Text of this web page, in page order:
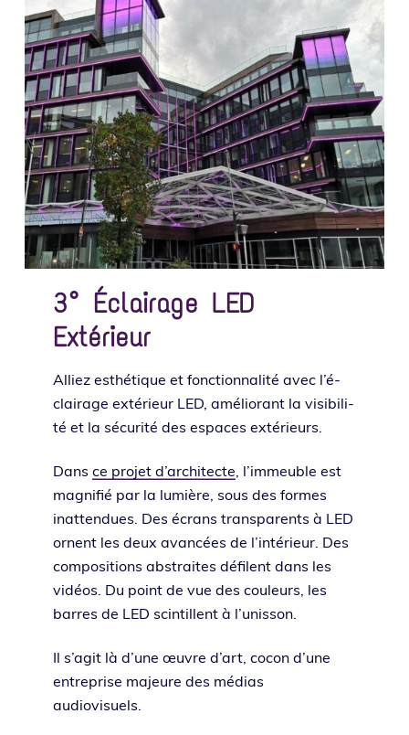
3° Éclairage LED
Extérieur
Alliez esthé­tique et fonc­tion­na­li­té avec l’é­
clai­rage exté­rieur LED, amé­lio­rant la visi­bi­li­
té et la sécu­ri­té des espaces extérieurs.
Dansce pro­jet d’ar­chi­tecte , l’im­meuble est
magni­fié par la lumière, sous des formes
inat­ten­dues. Des écrans trans­pa­rents à LED
ornent les deux avan­cées de l’in­té­rieur. Des
com­po­si­tions abs­traites défilent dans les
vidéos. Du point de vue des cou­leurs, les
barres de LED scin­tillent à l’unisson.
Il s’a­git là d’une œuvre d’art, cocon d’une
entre­prise majeure des médias
audiovisuels.